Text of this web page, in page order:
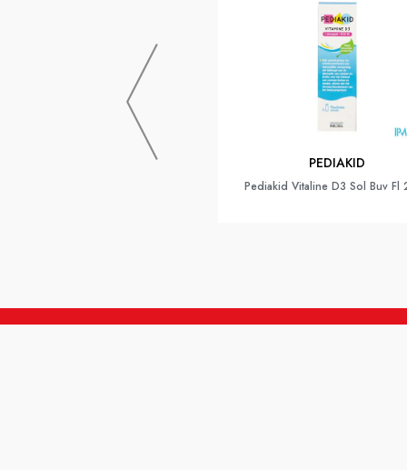
PEDIAKID
Pediakid Vitaline D3 Sol Buv Fl